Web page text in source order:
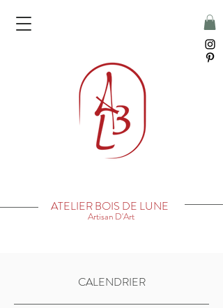
ATELIER BOIS DE LUNE
Artisan D'Art
CALENDRIER